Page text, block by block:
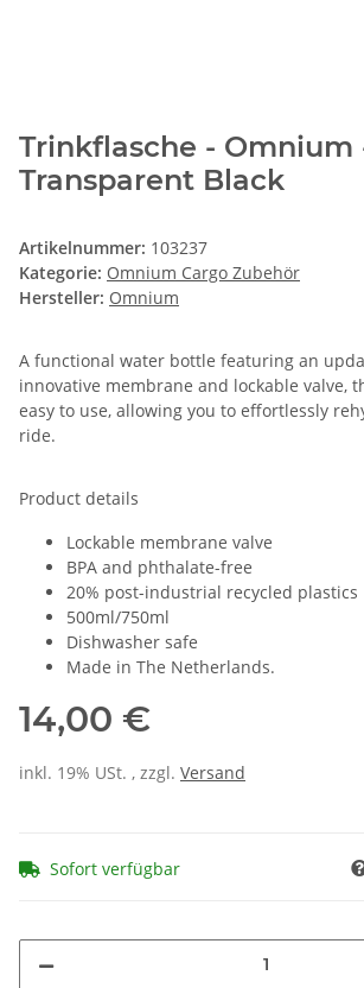
Trinkflasche - Omnium
Transparent Black
Artikelnummer: 103237
Kategorie: Omnium Cargo Zubehör
Hersteller: Omnium
A functional water bottle featuring an
innovative membrane and lockable valve,
easy to use, allowing you to effortlessly
ride.
Product details
Lockable membrane valve
BPA and phthalate-free
20% post-industrial recycled plastics
500ml/750ml
Dishwasher safe
Made in The Netherlands.
14,00 €
inkl. 19% USt. , zzgl. Versand
Sofort verfügbar